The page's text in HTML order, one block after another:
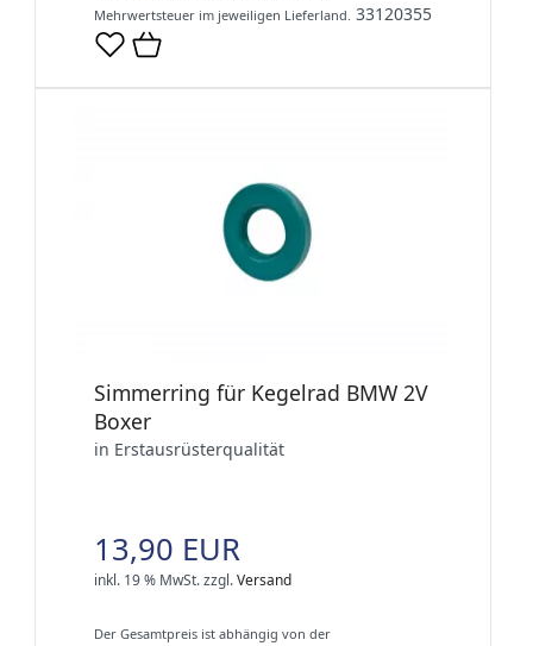
Mehrwertsteuer im jeweiligen Lieferland. 33120355
Simmerring für Kegelrad BMW 2V
Boxer
in Erstausrüsterqualität
13,90 EUR
inkl. 19 % MwSt.zzgl.Versand
Der Gesamtpreis ist abhängig von der